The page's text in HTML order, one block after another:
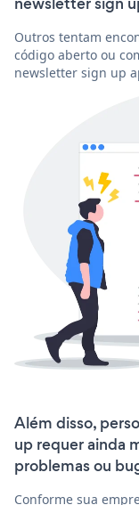
Outros tentam
código aberto ou
newsletter sign up
Além disso,
up requer ainda
problemas ou
Conforme sua